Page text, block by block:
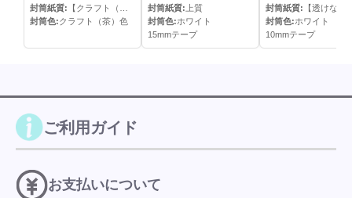
封筒紙質: 【クラフト（＝半晒クラフト）】
封筒色:クラフト（茶）色
封筒紙質: 上質
封筒色:ホワイト
15mmテープ
封筒紙質: 【透けないケント（≒ハーフトーン９９
封筒色:ホワイト
10mmテープ
ご利用ガイド
お支払いについて